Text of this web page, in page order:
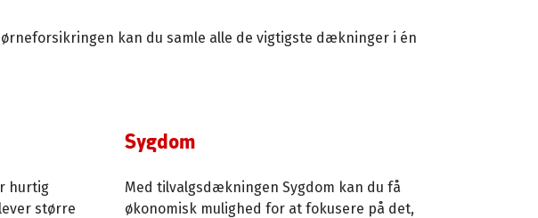
kan du samle alle de vigtigste dækninger i én
hurtig
større
Sygdom
Med tilvalgsdækningen Sygdom kan du få
økonomisk mulighed for at fokusere på det,